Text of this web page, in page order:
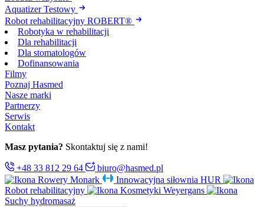
Aquatizer Testowy
Robot rehabilitacyjny ROBERT®
Robotyka w rehabilitacji
Dla rehabilitacji
Dla stomatologów
Dofinansowania
Filmy
Poznaj Hasmed
Nasze marki
Partnerzy
Serwis
Kontakt
Masz pytania? Skontaktuj się z nami!
+48 33 812 29 64
biuro@hasmed.pl
Rowery Monark
Innowacyjna siłownia HUR
Robot rehabilitacyjny
Kosmetyki Weyergans
Suchy hydromasaż